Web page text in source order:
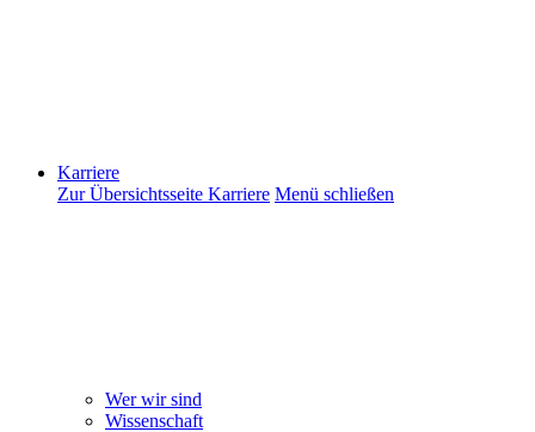
Karriere
Zur Übersichtsseite Karriere Menü schließen
Wer wir sind
Wissenschaft